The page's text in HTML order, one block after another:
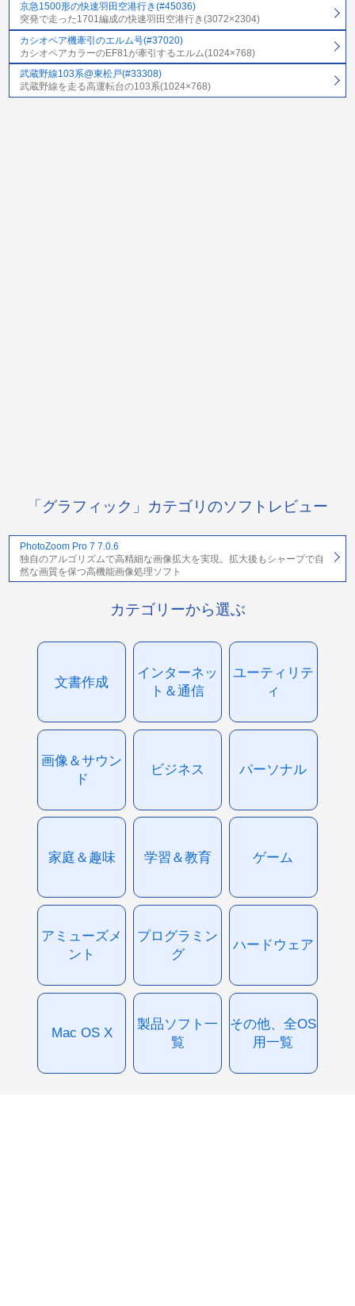
京急1500形の快速羽田空港行き(#45036)
突発で走った1701編成の快速羽田空港行き(3072×2304)
カシオペア機牽引のエルム号(#37020)
カシオペアカラーのEF81が牽引するエルム(1024×768)
武蔵野線103系@東松戸(#33308)
武蔵野線を走る高運転台の103系(1024×768)
「グラフィック」カテゴリのソフトレビュー
PhotoZoom Pro 7 7.0.6
独自のアルゴリズムで高精細な画像拡大を実現。拡大後もシャープで自
然な画質を保つ高機能画像処理ソフト
カテゴリーから選ぶ
文書作成
インターネッ
ト＆通信
ユーティリテ
ィ
画像＆サウン
ド
ビジネス パーソナル
家庭＆趣味 学習＆教育 ゲーム
アミューズメ
ント
プログラミン
グ
ハードウェア
Mac OS X
製品ソフト一
覧
その他、全OS
用一覧